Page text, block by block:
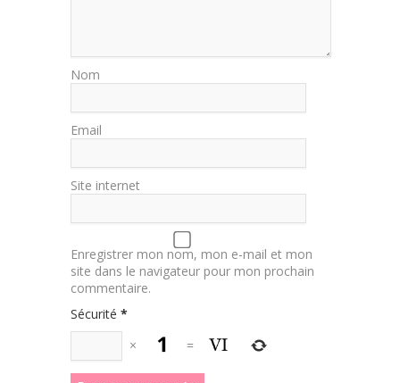
Nom
Email
Site internet
Enregistrer mon nom, mon e-mail et mon
site dans le navigateur pour mon prochain
commentaire.
Sécurité *
×
=